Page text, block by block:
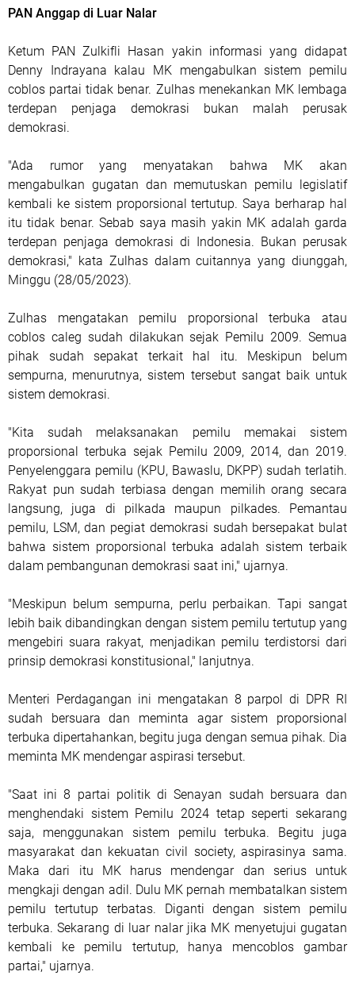
PAN Anggap di Luar Nalar
Ketum PAN Zulkifli Hasan yakin informasi yang didapat
Denny Indrayana kalau MK mengabulkan sistem pemilu
coblos partai tidak benar. Zulhas menekankan MK lembaga
terdepan penjaga demokrasi bukan malah perusak
demokrasi.
"Ada rumor yang menyatakan bahwa MK akan
mengabulkan gugatan dan memutuskan pemilu legislatif
kembali ke sistem proporsional tertutup. Saya berharap hal
itu tidak benar. Sebab saya masih yakin MK adalah garda
terdepan penjaga demokrasi di Indonesia. Bukan perusak
demokrasi," kata Zulhas dalam cuitannya yang diunggah,
Minggu (28/05/2023).
Zulhas mengatakan pemilu proporsional terbuka atau
coblos caleg sudah dilakukan sejak Pemilu 2009. Semua
pihak sudah sepakat terkait hal itu. Meskipun belum
sempurna, menurutnya, sistem tersebut sangat baik untuk
sistem demokrasi.
"Kita sudah melaksanakan pemilu memakai sistem
proporsional terbuka sejak Pemilu 2009, 2014, dan 2019.
Penyelenggara pemilu (KPU, Bawaslu, DKPP) sudah terlatih.
Rakyat pun sudah terbiasa dengan memilih orang secara
langsung, juga di pilkada maupun pilkades. Pemantau
pemilu, LSM, dan pegiat demokrasi sudah bersepakat bulat
bahwa sistem proporsional terbuka adalah sistem terbaik
dalam pembangunan demokrasi saat ini," ujarnya.
"Meskipun belum sempurna, perlu perbaikan. Tapi sangat
lebih baik dibandingkan dengan sistem pemilu tertutup yang
mengebiri suara rakyat, menjadikan pemilu terdistorsi dari
prinsip demokrasi konstitusional," lanjutnya.
Menteri Perdagangan ini mengatakan 8 parpol di DPR RI
sudah bersuara dan meminta agar sistem proporsional
terbuka dipertahankan, begitu juga dengan semua pihak. Dia
meminta MK mendengar aspirasi tersebut.
"Saat ini 8 partai politik di Senayan sudah bersuara dan
menghendaki sistem Pemilu 2024 tetap seperti sekarang
saja, menggunakan sistem pemilu terbuka. Begitu juga
masyarakat dan kekuatan civil society, aspirasinya sama.
Maka dari itu MK harus mendengar dan serius untuk
mengkaji dengan adil. Dulu MK pernah membatalkan sistem
pemilu tertutup terbatas. Diganti dengan sistem pemilu
terbuka. Sekarang di luar nalar jika MK menyetujui gugatan
kembali ke pemilu tertutup, hanya mencoblos gambar
partai," ujarnya.